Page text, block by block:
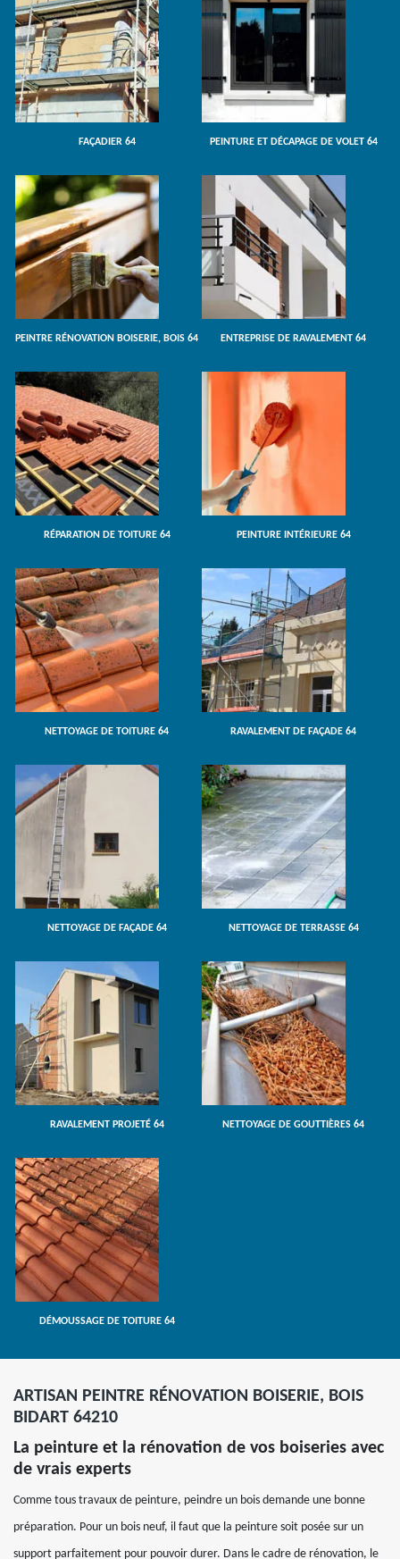
FAÇADIER 64 PEINTURE ET DÉCAPAGE DE VOLET 64
PEINTRE RÉNOVATION BOISERIE, BOIS 64 ENTREPRISE DE RAVALEMENT 64
RÉPARATION DE TOITURE 64 PEINTURE INTÉRIEURE 64
NETTOYAGE DE TOITURE 64 RAVALEMENT DE FAÇADE 64
NETTOYAGE DE FAÇADE 64 NETTOYAGE DE TERRASSE 64
RAVALEMENT PROJETÉ 64 NETTOYAGE DE GOUTTIÈRES 64
DÉMOUSSAGE DE TOITURE 64
ARTISAN PEINTRE RÉNOVATION BOISERIE, BOIS
BIDART 64210
La peinture et la rénovation de vos boiseries avec
de vrais experts
Comme tous travaux de peinture, peindre un bois demande une bonne
préparation. Pour un bois neuf, il faut que la peinture soit posée sur un
support parfaitement pour pouvoir durer. Dans le cadre de rénovation, le